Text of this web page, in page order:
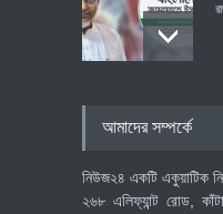
আমাদের সম্পর্কে
নিউজ২৪ একটি একুয়াটিক
২৬৮ এলিফ্যান্ট রোড,